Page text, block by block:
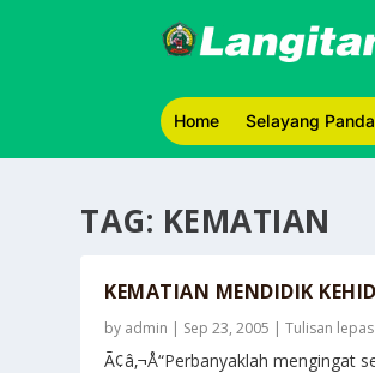
Home Selayang
TAG: KEMATIAN
KEMATIAN MENDIDIK
by admin | Sep 23, 2005 |Tulisan lepas
Ã¢â‚¬Å“Perbanyaklah mengingat